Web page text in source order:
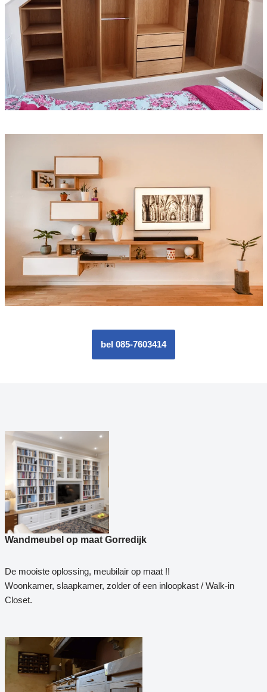
bel 085-7603414
Wandmeubel op maat Gorredijk
De mooiste oplossing, meubilair op maat !!
Woonkamer, slaapkamer, zolder of een inloopkast / Walk-in
Closet.